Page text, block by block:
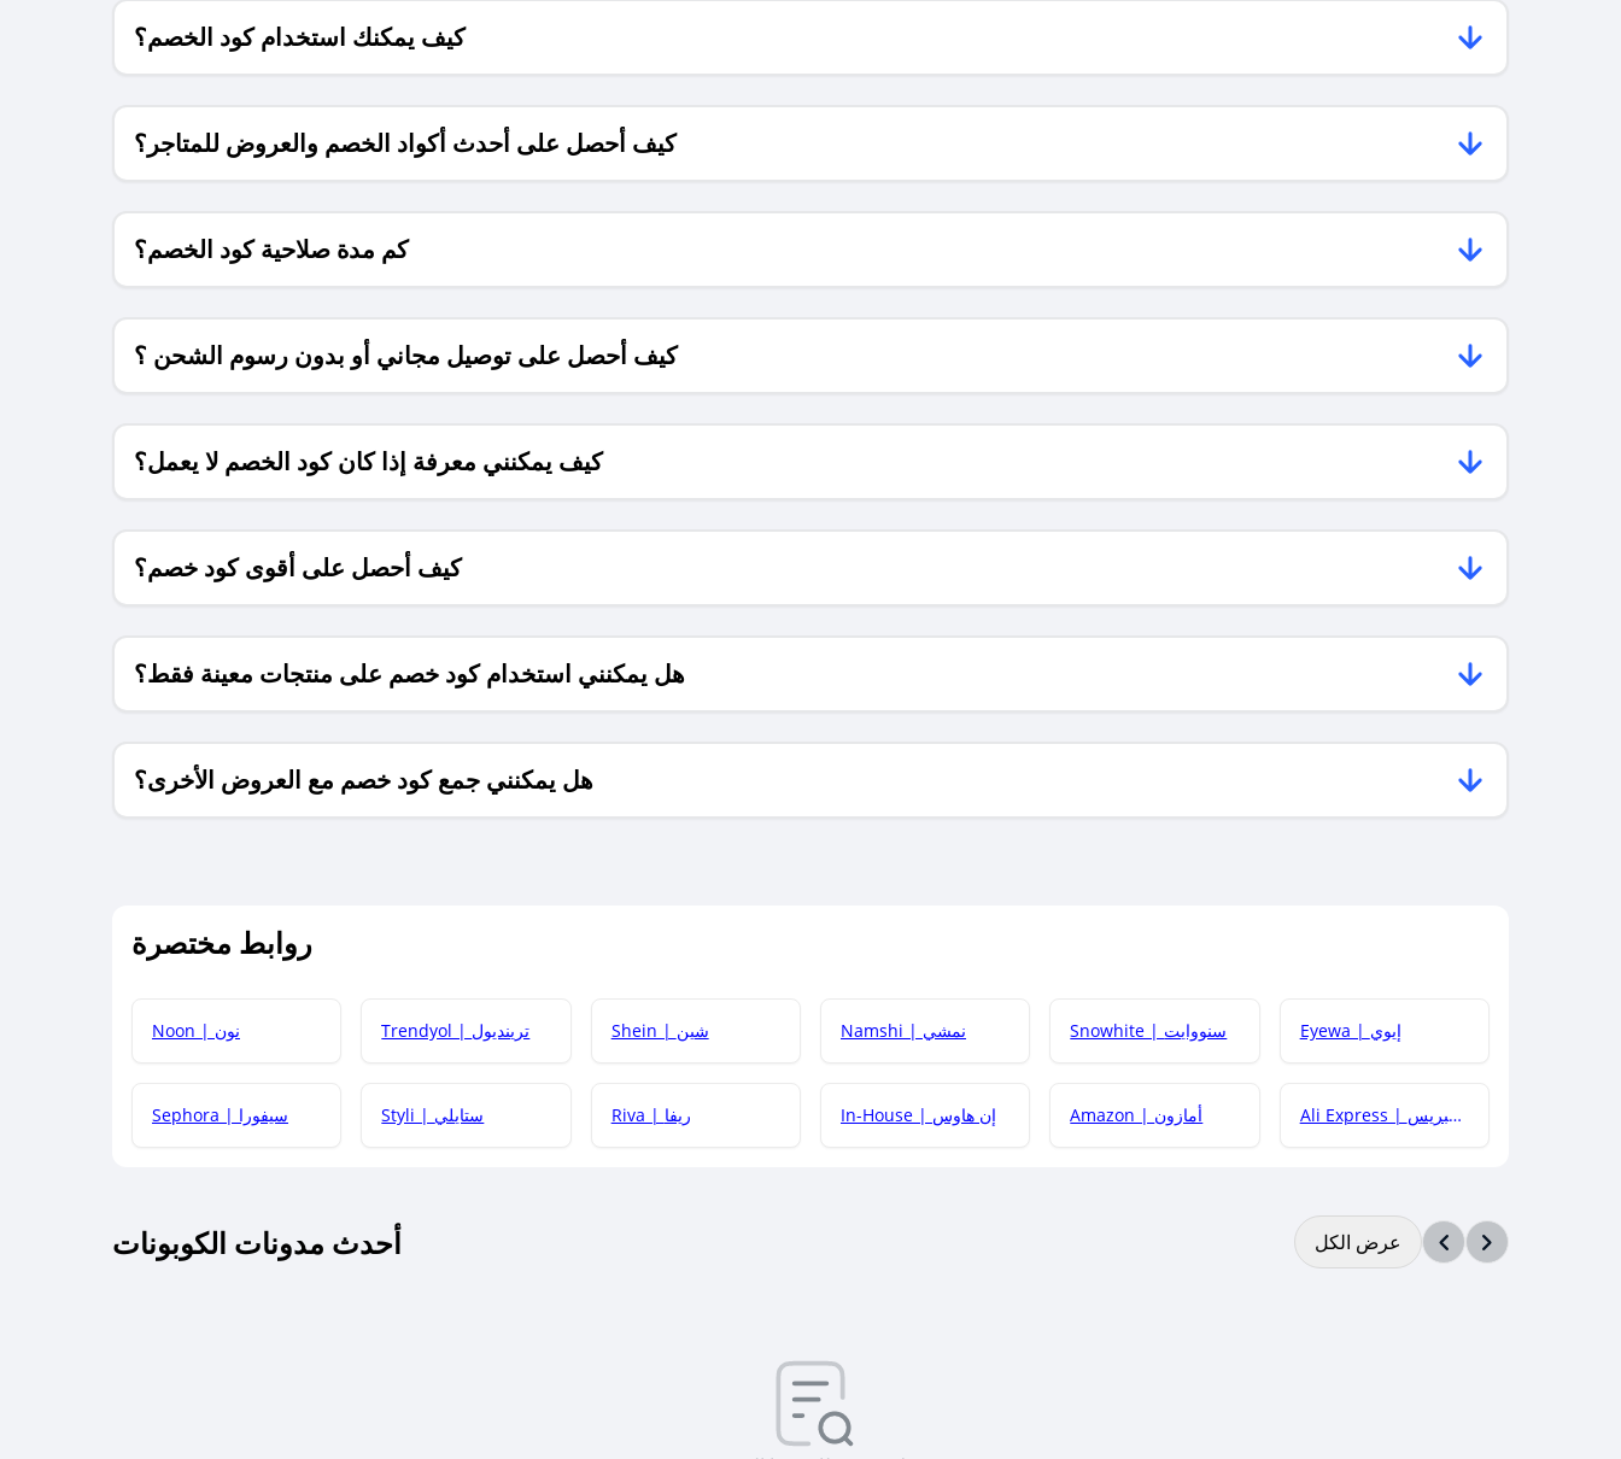
كيف يمكنك استخدام كود الخصم؟
كيف أحصل على أحدث أكواد الخصم والعروض للمتاجر؟
كم مدة صلاحية كود الخصم؟
كيف أحصل على توصيل مجاني أو بدون رسوم الشحن ؟
كيف يمكنني معرفة إذا كان كود الخصم لا يعمل؟
كيف أحصل على أقوى كود خصم؟
هل يمكنني استخدام كود خصم على منتجات معينة فقط؟
هل يمكنني جمع كود خصم مع العروض الأخرى؟
روابط مختصرة
Noon | نون Trendyol | ترينديول Shein | شين Namshi | نمشي Snowhite | سنووايت Eyewa | إيوي
Sephora | سيفورا Styli | ستايلي Riva | ريفا In-House | إن هاوس Amazon | أمازون Ali Express | علي إكسبريس
أحدث مدونات الكوبونات عرض الكل